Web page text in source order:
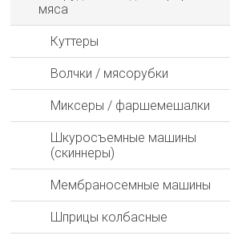
мяса
Куттеры
Волчки / мясорубки
Миксеры / фаршемешалки
Шкуросъемные машины
(скиннеры)
Мембраносемные машины
Шприцы колбасные